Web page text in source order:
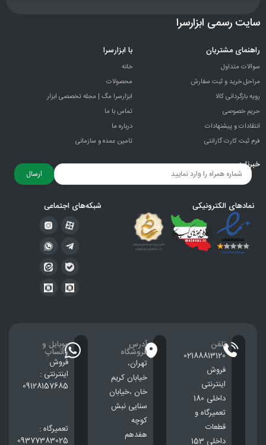
سایت رسمی ابزارسرا
راهنمای مشتریان
سوالات متداول
مراحل خرید و ثبت سفارش
رویه بازگردانی کالا
حریم خصوصی
انتقادات و پيشنهادات
فرم ثبت کارت گارانتی
با ابزارسرا
خانه
محصولات
ابزارسرا مگ | مجله تخصصی ابزار
تماس با ما
درباره ما
تامین عمده و سازمانی
خبرنامه
ارسال
نمادهای الکترونیکی شبکه‌های اجتماعی
تلفن
02188813120
فروش
اینترنتی
داخلی 180
تعمیرگاه و
قطعات
داخلی 153
آدرس
فروشگاه
تهران،
خيابان كريم
خان ،خيابان
سنایی نبش
کوچه
هفدهم
موبایل و
واتساپ
فروش
اینترنتی :
09128157685
تعمیرگاه :
09377383025